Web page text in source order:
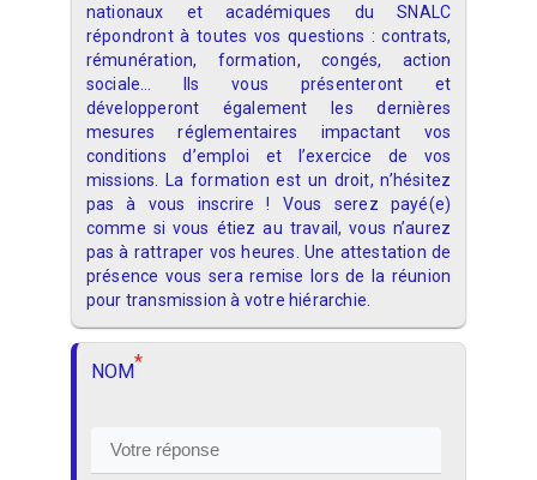
nationaux et académiques du SNALC
répondront à toutes vos questions : contrats,
rémunération, formation, congés, action
sociale… Ils vous présenteront et
développeront également les dernières
mesures réglementaires impactant vos
conditions d’emploi et l’exercice de vos
missions. La formation est un droit, n’hésitez
pas à vous inscrire ! Vous serez payé(e)
comme si vous étiez au travail, vous n’aurez
pas à rattraper vos heures. Une attestation de
présence vous sera remise lors de la réunion
pour transmission à votre hiérarchie.
NOM*